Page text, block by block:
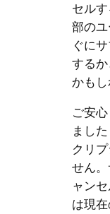
セル
部の
ぐに
する
かもし
ご安
まし
クリ
せん
ャン
は現